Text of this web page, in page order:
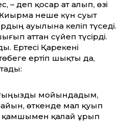
– деп қосар ат алып, өзі
Жиырма неше күн суыт
ауылына келіп түседі.
аттан сүйеп түсірді.
Ертесі Қарекені
ертіп шықты да,
мойын­дадым,
өткенде мал қуып
қамшымен қалай ұрып